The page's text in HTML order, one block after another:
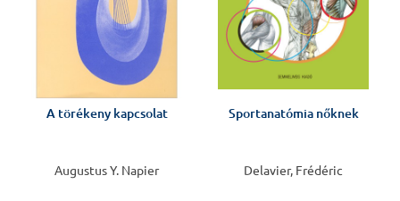
A törékeny kapcsolat
Augustus Y. Napier
Sportanatómia nőknek
Delavier, Frédéric